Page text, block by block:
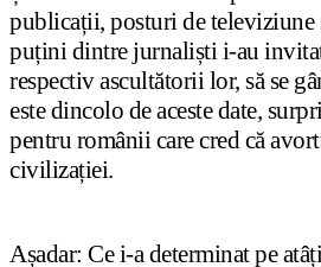
publicații, posturi de televiziune
puțini dintre jurnaliști i-au
respectiv ascultătorii lor, să se
este dincolo de aceste date,
pentru românii care cred că
civilizației.
Așadar: Ce i-a determinat pe